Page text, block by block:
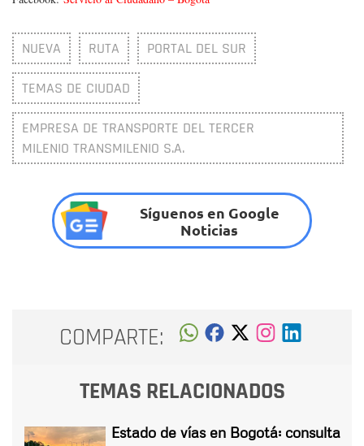
NUEVA RUTA PORTAL DEL SUR
TEMAS DE CIUDAD
EMPRESA DE TRANSPORTE DEL TERCER
MILENIO TRANSMILENIO S.A.
Síguenos en Google
Noticias
COMPARTE:
TEMAS RELACIONADOS
Estado de vías en Bogotá: consulta